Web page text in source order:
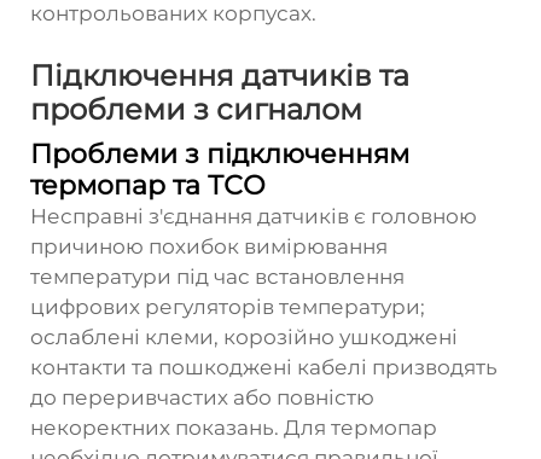
контрольованих корпусах.
Підключення датчиків та
проблеми з сигналом
Проблеми з підключенням
термопар та ТСО
Несправні з'єднання датчиків є головною
причиною похибок вимірювання
температури під час встановлення
цифрових регуляторів температури;
ослаблені клеми, корозійно ушкоджені
контакти та пошкоджені кабелі призводять
до переривчастих або повністю
некоректних показань. Для термопар